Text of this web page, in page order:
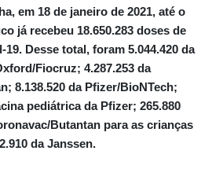
em 18 de janeiro de 2021, até o
já recebeu 18.650.283 doses de
Desse total, foram 5.044.420 da
Fiocruz; 4.287.253 da
8.138.520 da Pfizer/BioNTech;
pediátrica da Pfizer; 265.880
Butantan para as crianças
da Janssen.